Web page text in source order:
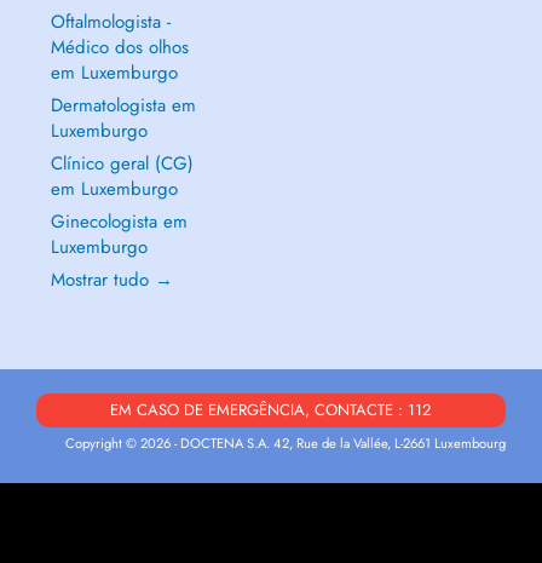
Oftalmologista -
Médico dos olhos
em Luxemburgo
Dermatologista em
Luxemburgo
Clínico geral (CG)
em Luxemburgo
Ginecologista em
Luxemburgo
Mostrar tudo →
EM CASO DE EMERGÊNCIA, CONTACTE : 112
Copyright © 2026 - DOCTENA S.A. 42, Rue de la Vallée, L-2661 Luxembourg